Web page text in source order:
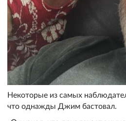
Некоторые из самых
что однажды Джим бастовал.